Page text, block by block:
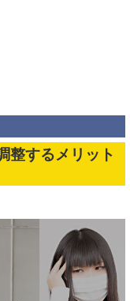
整するメリット